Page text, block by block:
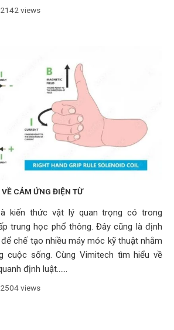
2142 views
CẢM ỨNG ĐIỆN TỪ
kiến thức vật lý quan trọng có trong
trung học phổ thông. Đây cũng là định
chế tạo nhiều máy móc kỹ thuật nhằm
cuộc sống. Cùng Vimitech tìm hiểu về
định luật......
2504 views